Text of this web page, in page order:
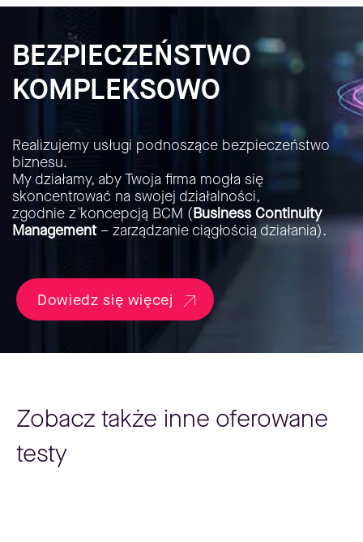
BEZPIECZEŃSTWO
KOMPLEKSOWO
Realizujemy usługi podnoszące bezpieczeństwo
biznesu.
My działamy, aby Twoja firma mogła się
skoncentrować na swojej działalności,
zgodnie z koncepcją BCM (Business Continuity
Management– zarządzanie ciągłością działania).
Dowiedz się więcej
Zobacz także inne oferowane
testy